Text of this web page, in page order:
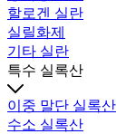
할로겐 실란
실릴화제
기타 실란
특수 실록산
이중 말단 실록산
수소 실록산